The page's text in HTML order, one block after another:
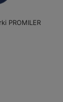
PROMILER